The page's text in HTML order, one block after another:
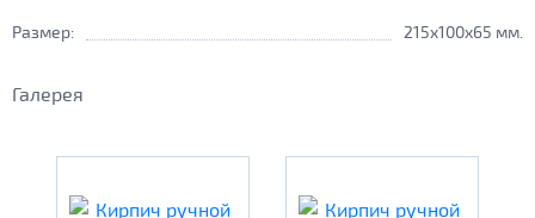
Размер: 215x100x65 мм.
Галерея